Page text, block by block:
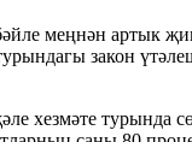
меңнән артык
закон
хезмәте